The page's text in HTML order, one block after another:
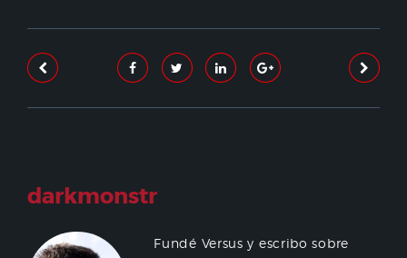
darkmonstr
Fundé Versus y escribo sobre